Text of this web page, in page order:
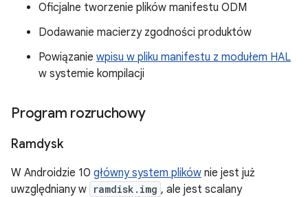
Oficjalne tworzenie plików manifestu ODM
Dodawanie macierzy zgodności produktów
Powiązanie wpisu w pliku manifestu z modułem HAL
w systemie kompilacji
Program rozruchowy
Ramdysk
W Androidzie 10 główny system plików nie jest już
uwzględniany w ramdisk.img , ale jest scalany